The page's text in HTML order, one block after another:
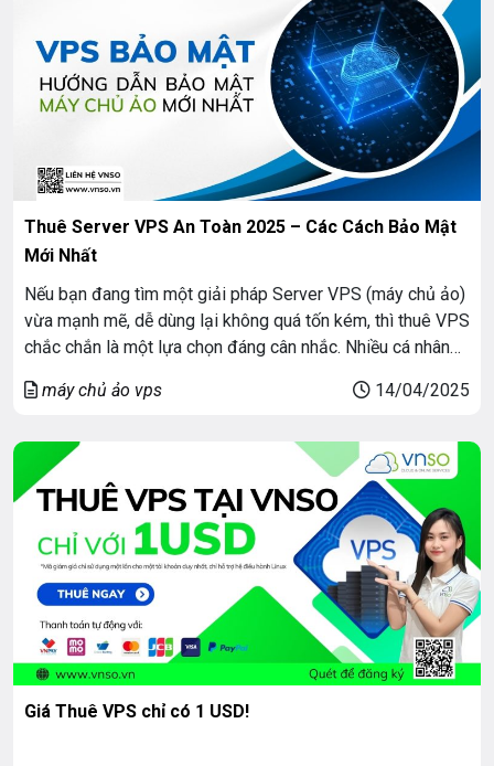
Thuê Server VPS An Toàn 2025 – Các Cách Bảo Mật
Mới Nhất
Nếu bạn đang tìm một giải pháp Server VPS (máy chủ ảo)
vừa mạnh mẽ, dễ dùng lại không quá tốn kém, thì thuê VPS
chắc chắn là một lựa chọn đáng cân nhắc. Nhiều cá nhân
hoạt và hiệu quả mà nó […]
máy chủ ảo vps 14/04/2025
Giá Thuê VPS chỉ có 1 USD!